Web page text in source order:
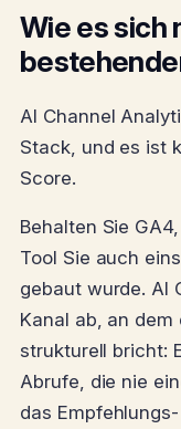
Wie es sich
AI Channel
Stack, und es ist
Score.
Behalten Sie
Tool Sie auch
gebaut wurde. AI
Kanal ab, an
strukturell bricht:
Abrufe, die nie
das